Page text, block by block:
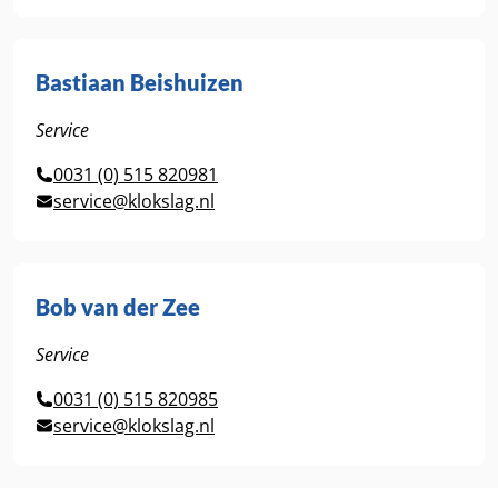
Bastiaan Beishuizen
Service
0031 (0) 515 820981
service@klokslag.nl
Bob van der Zee
Service
0031 (0) 515 820985
service@klokslag.nl